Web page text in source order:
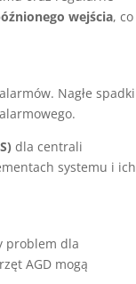
wejścia, co
Nagłe spadki
dla centrali
systemu i ich
problem dla
AGD mogą